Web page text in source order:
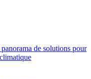
de solutions pour